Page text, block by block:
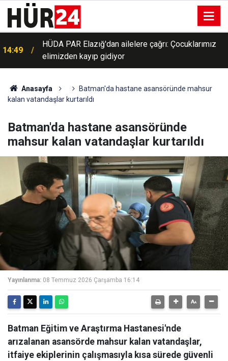
14:49
HÜDA PAR Elazığ'dan ailelere çağrı: Çocuklarımız
elimizden kayıp gidiyor
Anasayfa
Batman'da hastane asansöründe mahsur
kalan vatandaşlar kurtarıldı
Batman'da hastane asansöründe
mahsur kalan vatandaşlar kurtarıldı
Yayınlanma: 08 Temmuz 2026 Çarşamba 16:14
Batman Eğitim ve Araştırma Hastanesi'nde
arızalanan asansörde mahsur kalan vatandaşlar,
itfaiye ekiplerinin çalışmasıyla kısa sürede güvenli